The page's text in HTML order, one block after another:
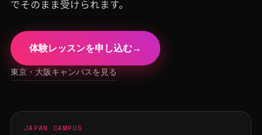
でそのまま受けられます。
体験レッスンを申し込む→
東京・大阪キャンパスを見る
JAPAN CAMPUS